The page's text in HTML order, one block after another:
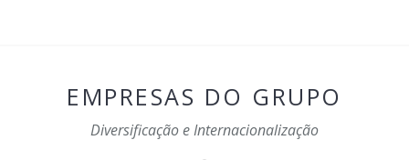
EMPRESAS DO GRUPO
Diversificação e Internacionalização